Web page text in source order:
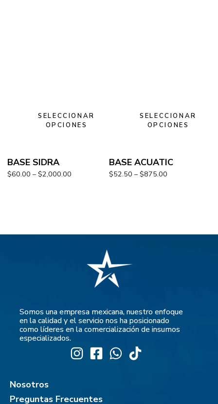
SELECCIONAR
OPCIONES
BASE SIDRA
$60.00 – $2,000.00
SELECCIONAR
OPCIONES
BASE ACUATIC
$52.50 – $875.00
Somos una empresa mexicana, nuestro enfoque
en la calidad y el servicio nos ha posicionado
como líderes en la comercialización de insumos
especializados.
Nosotros
Preguntas Frecuentes